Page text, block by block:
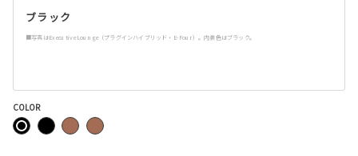
ブラック
■写真はExecutive Lounge（プラグインハイブリッド・E-Four）。内装色はブラック。
COLOR